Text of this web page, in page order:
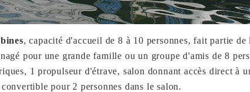
, capacité d'accueil de 8 à 10 personnes, fait partie de
pour une grande famille ou un groupe d'amis de 8
1 propulseur d'étrave, salon donnant accès direct à
pour 2 personnes dans le salon.